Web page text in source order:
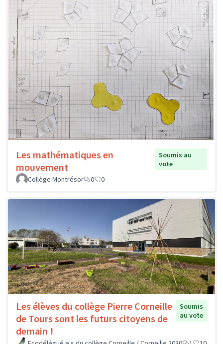
Les mathématiques en
mouvement
Soumis au
vote
Collège Montrésor
0 0
Les élèves du collège Pierre Corneille
de Tours sont les futurs citoyens de
demain !
Soumis
au vote